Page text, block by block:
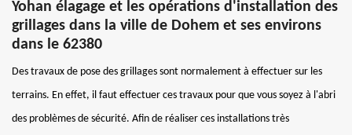
Yohan élagage et les opérations d'installation des
grillages dans la ville de Dohem et ses environs
dans le 62380
Des travaux de pose des grillages sont normalement à effectuer sur les
terrains. En effet, il faut effectuer ces travaux pour que vous soyez à l'abri
des problèmes de sécurité. Afin de réaliser ces installations très